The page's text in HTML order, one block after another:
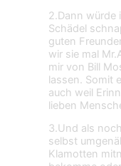
2.Dann würde
Schädel
guten
wir sie mal
mir von Bill
lassen. Somit
auch weil
lieben
3.Und als
selbst
Klamotten